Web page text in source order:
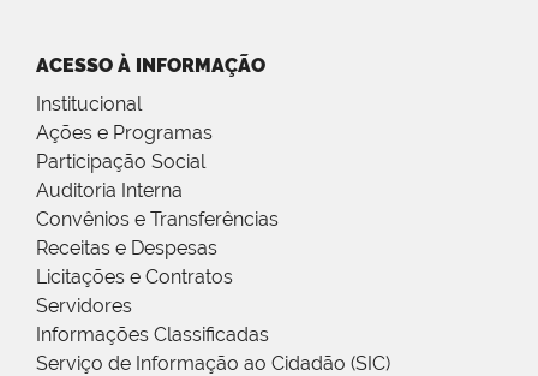
ACESSO À INFORMAÇÃO
Institucional
Ações e Programas
Participação Social
Auditoria Interna
Convênios e Transferências
Receitas e Despesas
Licitações e Contratos
Servidores
Informações Classificadas
Serviço de Informação ao Cidadão (SIC)